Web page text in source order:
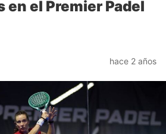
en el Premier Padel
hace 2 años